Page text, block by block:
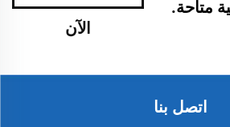
متاحة.
الآن
اتصل بنا